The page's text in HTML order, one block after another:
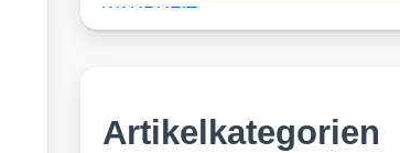
Artikelkategorien